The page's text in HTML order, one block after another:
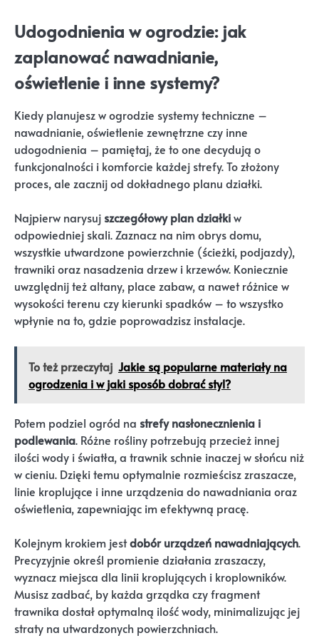
Udogodnienia w ogrodzie: jak
zaplanować nawadnianie,
oświetlenie i inne systemy?
Kiedy planujesz w ogrodzie systemy techniczne –
nawadnianie, oświetlenie zewnętrzne czy inne
udogodnienia – pamiętaj, że to one decydują o
funkcjonalności i komforcie każdej strefy. To złożony
proces, ale zacznij od dokładnego planu działki.
Najpierw narysuj szczegółowy plan działkiw
odpowiedniej skali. Zaznacz na nim obrys domu,
wszystkie utwardzone powierzchnie (ścieżki, podjazdy),
trawniki oraz nasadzenia drzew i krzewów. Koniecznie
uwzględnij też altany, place zabaw, a nawet różnice w
wysokości terenu czy kierunki spadków – to wszystko
wpłynie na to, gdzie poprowadzisz instalacje.
To też przeczytaj Jakie są popularne materiały na
ogrodzenia i w jaki sposób dobrać styl?
Potem podziel ogród na strefy nasłonecznienia i
podlewania. Różne rośliny potrzebują przecież innej
ilości wody i światła, a trawnik schnie inaczej w słońcu niż
w cieniu. Dzięki temu optymalnie rozmieścisz zraszacze,
linie kroplujące i inne urządzenia do nawadniania oraz
oświetlenia, zapewniając im efektywną pracę.
Kolejnym krokiem jestdobór urządzeń nawadniających.
Precyzyjnie określ promienie działania zraszaczy,
wyznacz miejsca dla linii kroplujących i kroplowników.
Musisz zadbać, by każda grządka czy fragment
trawnika dostał optymalną ilość wody, minimalizując jej
straty na utwardzonych powierzchniach.